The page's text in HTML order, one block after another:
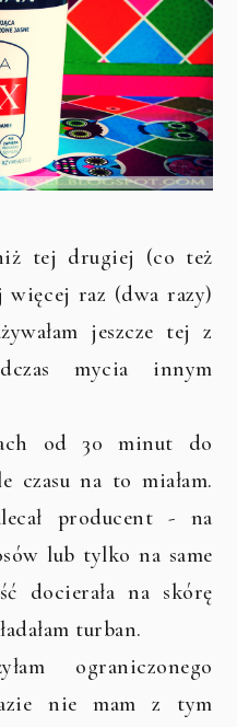
tej drugiej (co też
więcej raz (dwa razy)
jeszcze tej z
mycia innym
od 30 minut do
czasu na to miałam.
producent - na
lub tylko na same
docierała na skórę
turban.
ograniczonego
nie mam z tym